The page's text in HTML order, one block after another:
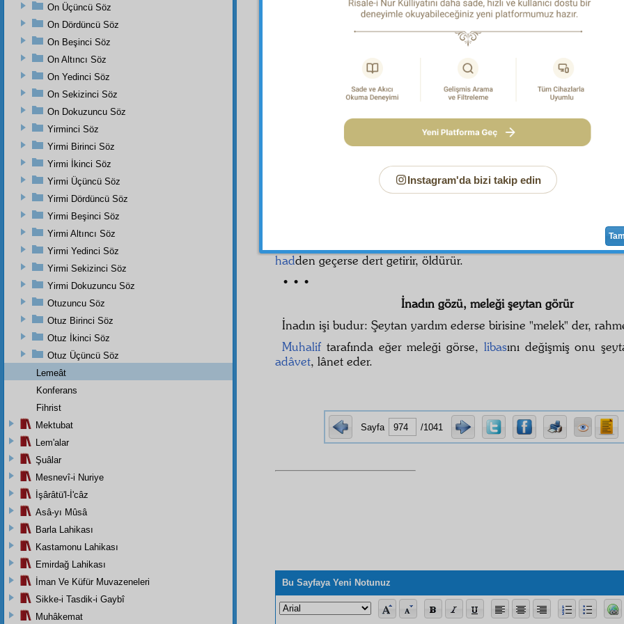
ve hem zaif!Havfve za'fınbeyhude, hem senin
eder,celbeder.
! Muhakkak bir
edilmez. Sana lâzım hareket; netice Allah'ındır.
böyle yaparım" der.
ise hiç yapamaz Allah'ını tecrübe. "Rabbimmuvaffak
işlerim" dese tecavüz eder.
kendini at. O da sana ne yapar?"İsâdedi: "Eymel'un
tecrübe ve imtihan."
i zehir
hadden geçerse dert getirir, öldürür.
• • •
İnadın gözü, meleği şeytan görür
İnadın işi budur: Şeytan yardım ederse birisine "melek" der,
Muhalif tarafında eğer meleği görse, libasını değişmiş onu
adâvet, lânet eder.
Sayfa /1041
Bu Sayfaya Yeni Notunuz
On Üçüncü Söz
On Dördüncü Söz
On Beşinci Söz
On Altıncı Söz
On Yedinci Söz
On Sekizinci Söz
On Dokuzuncu Söz
Yirminci Söz
Yirmi Birinci Söz
Yirmi İkinci Söz
Yirmi Üçüncü Söz
Yirmi Dördüncü Söz
Yirmi Beşinci Söz
Yirmi Altıncı Söz
Yirmi Yedinci Söz
Yirmi Sekizinci Söz
Yirmi Dokuzuncu Söz
Otuzuncu Söz
Otuz Birinci Söz
Otuz İkinci Söz
Otuz Üçüncü Söz
Lemeât
Konferans
Fihrist
Mektubat
Lem'alar
Şuâlar
Mesnevî-i Nuriye
İşârâtü'l-İ'câz
Asâ-yı Mûsâ
Barla Lahikası
Kastamonu Lahikası
Emirdağ Lahikası
İman Ve Küfür Muvazeneleri
Sikke-i Tasdik-i Gaybî
Muhâkemat
Instagram'da bizi takip edin